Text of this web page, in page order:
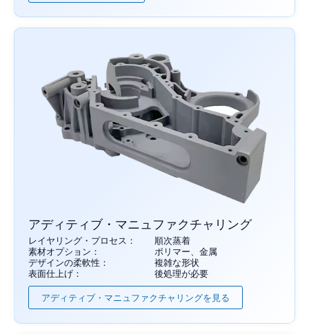
アディティブ・マニュファクチャリング
レイヤリング・プロセス：
順次蒸着
素材オプション：
ポリマー、金属
デザインの柔軟性：
複雑な形状
表面仕上げ：
後処理が必要
アディティブ・マニュファクチャリングを見る